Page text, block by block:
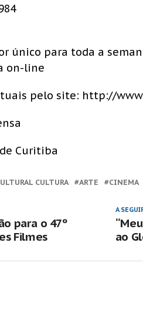
único para toda a
on-line
pelo site: http://
Curitiba
CULTURA ARTE CINEMA
A
ao
para o 47º
Filmes